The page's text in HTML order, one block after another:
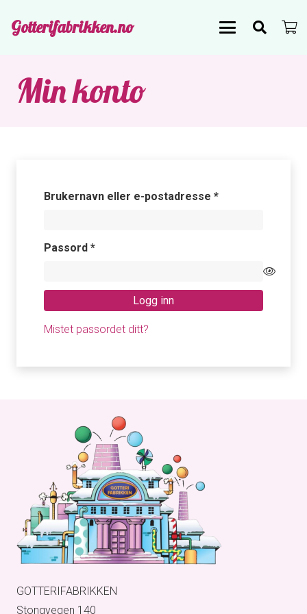
Gotterifabrikken.no
Min konto
Brukernavn eller e-postadresse *Påkrevd
Passord *Påkrevd
Logg inn
Mistet passordet ditt?
GOTTERIFABRIKKEN
Stongvegen 140